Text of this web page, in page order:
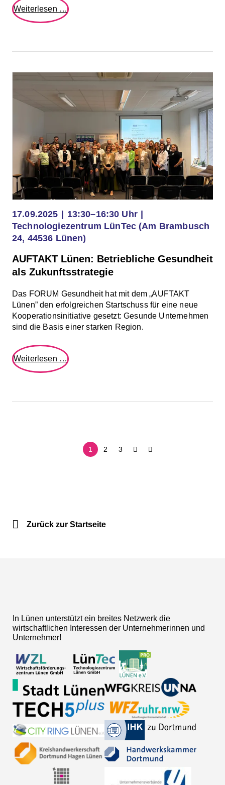
Weiterlesen …Gründergeist
Schachthalle
17.09.2025
13:30–16:30 Uhr
Technologiezentrum LünTec (Am Brambusch
24, 44536 Lünen)
AUFTAKT Lünen: Betriebliche Gesundheit
als Zukunftsstrategie
Das FORUM Gesundheit hat mit dem „AUFTAKT
Lünen” den erfolgreichen Startschuss für eine neue
Kooperationsinitiative gesetzt: Gesunde Unternehmen
sind die Basis einer starken Region.
Weiterlesen …AUFTAKT
1 2 3
Zurück zur Startseite
In Lünen unterstützt ein breites Netzwerk die
wirtschaftlichen Interessen der Unternehmerinnen und
Unternehmer!